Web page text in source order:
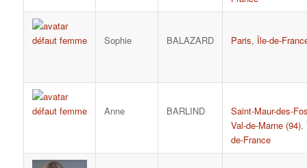
Sophie BALAZARD Paris, Île-de-
Anne BARLIND
Saint-Maur-des-
Val-de-Marne (94),
de-France